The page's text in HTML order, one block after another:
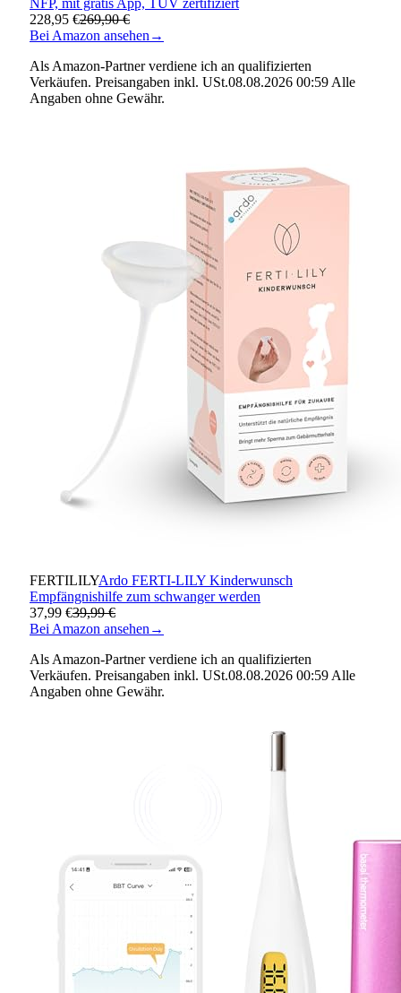
NFP, mit gratis App, TÜV zertifiziert
228,95 €269,90 €
Bei Amazon ansehen →
Als Amazon-Partner verdiene ich an qualifizierten
Verkäufen. Preisangaben inkl. USt.08.08.2026 00:59 Alle
Angaben ohne Gewähr.
FERTILILYArdo FERTI-LILY Kinderwunsch
Empfängnishilfe zum schwanger werden
37,99 €39,99 €
Bei Amazon ansehen →
Als Amazon-Partner verdiene ich an qualifizierten
Verkäufen. Preisangaben inkl. USt.08.08.2026 00:59 Alle
Angaben ohne Gewähr.